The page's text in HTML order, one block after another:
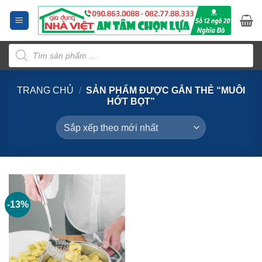
dung
Tìm
kiếm
sản
phẩm
TRANG CHỦ / SẢN PHẨM ĐƯỢC GẮN THẺ “MUÔI
HỚT BỌT”
-13%